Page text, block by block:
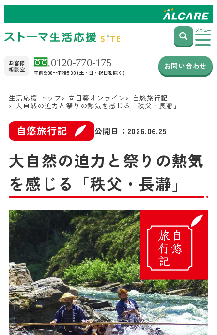
メニュー
お客様
相談室
午前9:00〜午後5:30 (土・日・祝日を除く)
お問い合わせ
生活応援 トップ 向日葵オンライン
自悠旅行記
大自然の迫力と祭りの熱気を感じる「秩父・長瀞」
自悠旅行記 公開日： 2026.06.25
大自然の迫力と祭りの熱気
を感じる「秩父・長瀞」